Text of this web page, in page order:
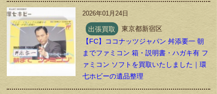
2026年01月24日
出張買取
東京都新宿区
【FC】ココナッツジャパン 舛添要一 朝
までファミコン 箱・説明書・ハガキ有 フ
ァミコン ソフトを買取いたしました｜環
七ホビーの遺品整理